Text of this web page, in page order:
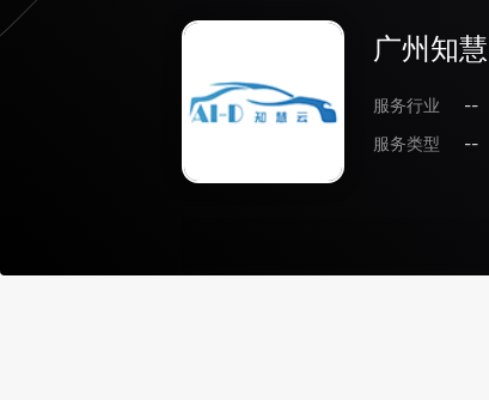
广州知
服务行业
--
服务类型
--